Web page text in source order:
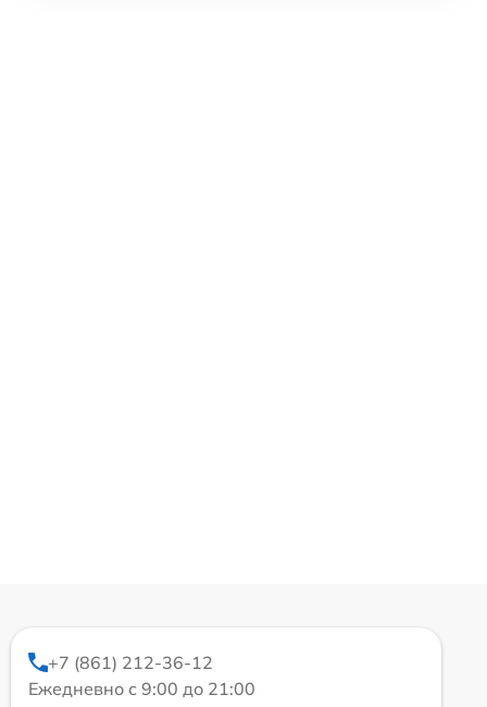
+7 (861) 212-36-12
Ежедневно с 9:00 до 21:00